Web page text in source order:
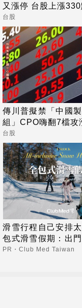
又漲停 台股上漲330
台股
傳川普擬禁「中國
組」CPO嗨翻7檔攻
台股
滑雪行程自己安排
包式滑雪假期：出
一價全包不怕預算爆
PR・Club Med Taiwan